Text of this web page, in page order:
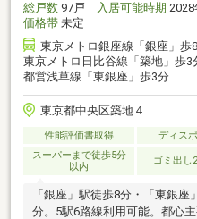
総戸数 97戸 入居可能時期
価格帯 未定
東京メトロ銀座線「銀座」歩
東京メトロ日比谷線「築地」歩3
都営浅草線「東銀座」歩3分
東京都中央区築地４
性能評価書取得 ディス
スーパーまで徒歩5分
以内
ゴミ出し
「銀座」駅徒歩8分・「東銀
分。5駅6路線利用可能。都心